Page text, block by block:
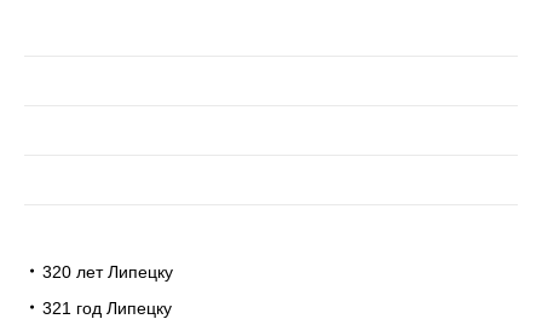
320 лет Липецку
321 год Липецку